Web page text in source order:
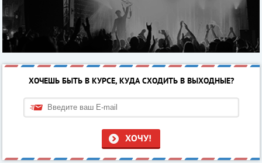
ХОЧЕШЬ БЫТЬ В КУРСЕ, КУДА СХОДИТЬ В ВЫХОДНЫЕ?
ХОЧУ!